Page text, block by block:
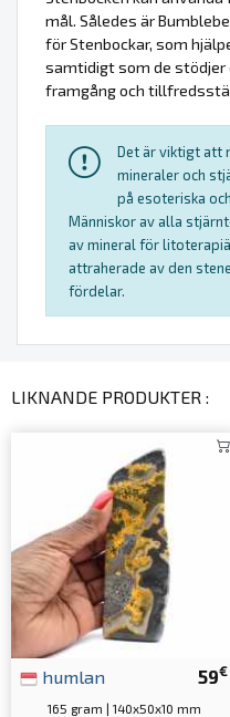
mål. Således är
för Stenbockar, som
samtidigt som de
framgång och
Det är viktigt att
mineraler och
på esoteriska
Människor av alla
av mineral för
attraherade av den
fördelar.
LIKNANDE PRODUKTER :
59€
humlan
165 gram | 140x50x10 mm